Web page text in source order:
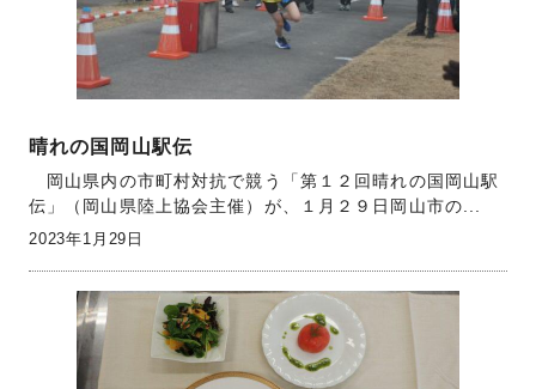
晴れの国岡山駅伝
岡山県内の市町村対抗で競う「第１２回晴れの国岡山駅
伝」（岡山県陸上協会主催）が、１月２９日岡山市の...
2023年1月29日